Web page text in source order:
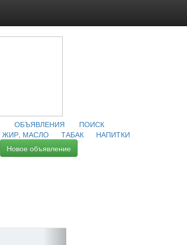
ОБЪЯВЛЕНИЯ
ПОИСК
ЖИР, МАСЛО ТАБАК
НАПИТКИ
Новое объявление